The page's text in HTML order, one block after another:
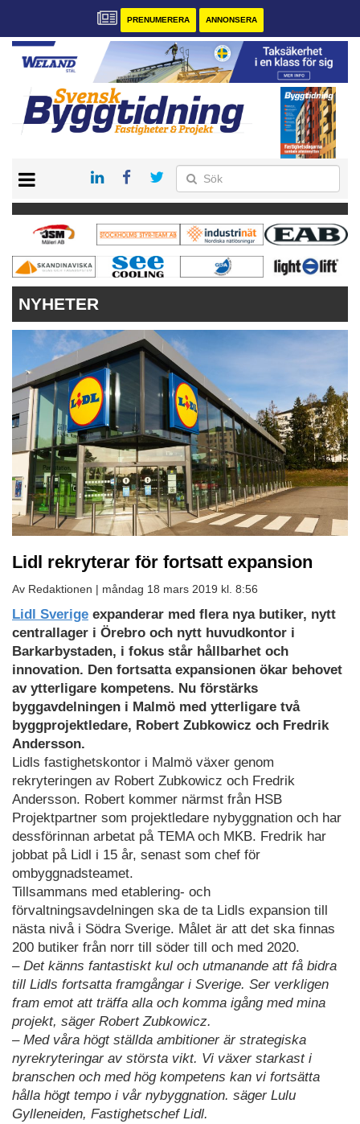
PRENUMERERA ANNONSERA
PRENUMERERA
VÅRA ANDRA MAGASIN
ANNONSERA
KONTAKT
NYHETER
Lidl rekryterar för fortsatt expansion
Av Redaktionen | måndag 18 mars 2019 kl. 8:56
Lidl Sverige expanderar med flera nya butiker, nytt
centrallager i Örebro och nytt huvudkontor i
Barkarbystaden, i fokus står hållbarhet och
innovation. Den fortsatta expansionen ökar behovet
av ytterligare kompetens. Nu förstärks
byggavdelningen i Malmö med ytterligare två
byggprojektledare, Robert Zubkowicz och Fredrik
Andersson.
Lidls fastighetskontor i Malmö växer genom
rekryteringen av Robert Zubkowicz och Fredrik
Andersson. Robert kommer närmst från HSB
Projektpartner som projektledare nybyggnation och har
dessförinnan arbetat på TEMA och MKB. Fredrik har
jobbat på Lidl i 15 år, senast som chef för
ombyggnadsteamet.
Tillsammans med etablering- och
förvaltningsavdelningen ska de ta Lidls expansion till
nästa nivå i Södra Sverige. Målet är att det ska finnas
200 butiker från norr till söder till och med 2020.
– Det känns fantastiskt kul och utmanande att få bidra
till Lidls fortsatta framgångar i Sverige. Ser verkligen
fram emot att träffa alla och komma igång med mina
projekt, säger Robert Zubkowicz.
– Med våra högt ställda ambitioner är strategiska
nyrekryteringar av största vikt. Vi växer starkast i
branschen och med hög kompetens kan vi fortsätta
hålla högt tempo i vår nybyggnation. säger Lulu
Gylleneiden, Fastighetschef Lidl.